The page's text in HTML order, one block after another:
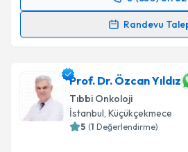
Randevu
Randevu Takvimi Talebi
takvim hazırlandığında e-posta
E-posta Adresiniz
Prof. Dr. Özcan Yıldız
Tıbbi Onkoloji
İstanbul, Küçükçekmece
5 (1 Değerlendirme)